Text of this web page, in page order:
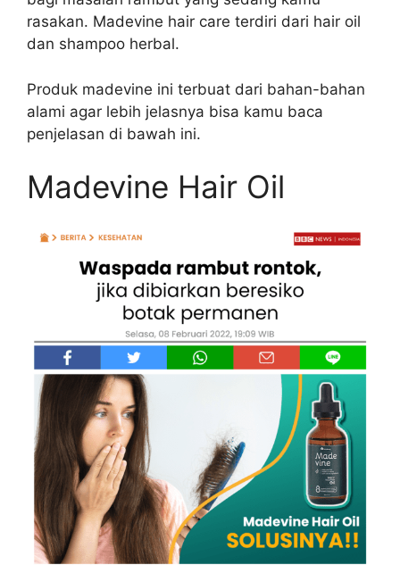
rasakan. Madevine hair care terdiri dari hair oil
dan shampoo herbal.
Produk madevine ini terbuat dari bahan-bahan
alami agar lebih jelasnya bisa kamu baca
penjelasan di bawah ini.
Madevine Hair Oil